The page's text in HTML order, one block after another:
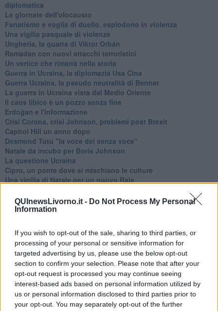
QUInewsLivorno.it - Do Not Process My Personal
Information
If you wish to opt-out of the sale, sharing to third parties, or
processing of your personal or sensitive information for
targeted advertising by us, please use the below opt-out
section to confirm your selection. Please note that after your
opt-out request is processed you may continue seeing
interest-based ads based on personal information utilized by
us or personal information disclosed to third parties prior to
your opt-out. You may separately opt-out of the further
diplomatica
Le giornate dell'olocausto
Fanatismo e voglia di duello, esplodono in violenza
Una vigilia pasquale di violenze
Ungheria, la quarta di Viktor Orbán
Ramadan con nuovi attacchi terroristici
Un vertice che rimarrà nella storia
Guerra in Ucraina, la diplomazia Usa Cina
Guerra Ucraina, la pseudo neutralità di Bennet
La guerra in Ucraina vista dal Medio Oriente
​Il caos libico è un pozzo senza fine
Erdoğan e l'informazione
Crisi Corona, crisi Johnson, problemi post Brexit
Capitol Hill un anno dopo
Desmond Tutu "la voce dei senza voce"
Natale da incubo per Boris Johnson
La questione Ucraina
Cipro, un ponte dove si mischiano le culture
Una vigilia di Natale per un nuovo Rais
Erdogan continua a sfidare l'Occidente
Libano, collasso economico e guerra civile
L'AUKUS e il Quad
Biden, primo presidente USA non in guerra
Papa Bergoglio vedrà Viktor Orbán
Bennet, un giorno in attesa di Biden
Il ritorno dei talebani
​La lenta agonia del Libano
Sudafrica, è allarme alimentare
Usa di nuovo al centro della geopolitica internazionale
L’appuntamento di Israele con il cambiamento